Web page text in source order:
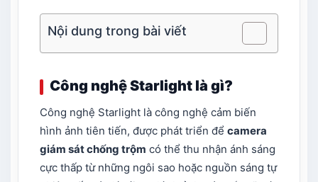
Nội dung trong bài viết
Công nghệ Starlight là gì?
Công nghệ Starlight là công nghệ cảm biến
hình ảnh tiên tiến, được phát triển để camera
giám sát chống trộm có thể thu nhận ánh sáng
cực thấp từ những ngôi sao hoặc nguồn sáng tự